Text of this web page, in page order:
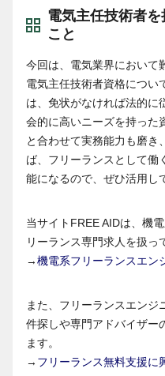
電気主任技術者
こと
今回は、電気業界において
電気主任技術者資格につい
は、免状がなければ法的に
会的に高いニーズを持った
と合わせて実務能力も磨き
ば、フリーランスとして働
能になるので、ぜひ活用し
当サイトFREE AIDは、機
リーランス専門求人を扱っ
→機電系フリーランスエン
また、フリーランスエンジ
件探しや専門アドバイザー
ます。
→ フリーランス無料支援に